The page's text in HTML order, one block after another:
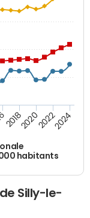
habitants
2018202020222024
Silly-le-